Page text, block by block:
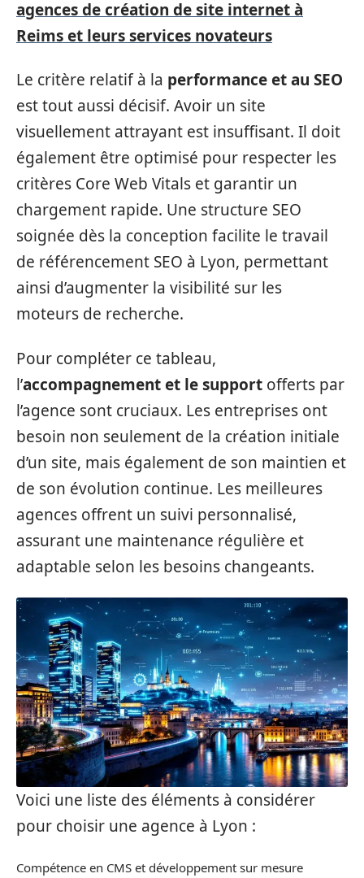
agences de création de site internet à
Reims et leurs services novateurs
Le critère relatif à la performance et au SEO
est tout aussi décisif. Avoir un site
visuellement attrayant est insuffisant. Il doit
également être optimisé pour respecter les
critères Core Web Vitals et garantir un
chargement rapide. Une structure SEO
soignée dès la conception facilite le travail
de référencement SEO à Lyon, permettant
ainsi d’augmenter la visibilité sur les
moteurs de recherche.
Pour compléter ce tableau,
l’accompagnement et le support offerts par
l’agence sont cruciaux. Les entreprises ont
besoin non seulement de la création initiale
d’un site, mais également de son maintien et
de son évolution continue. Les meilleures
agences offrent un suivi personnalisé,
assurant une maintenance régulière et
adaptable selon les besoins changeants.
Voici une liste des éléments à considérer
pour choisir une agence à Lyon :
Compétence en CMS et développement sur mesure